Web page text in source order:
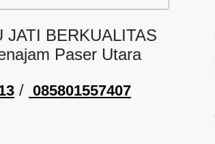
BERKUALITAS
Paser Utara
/ 085801557407